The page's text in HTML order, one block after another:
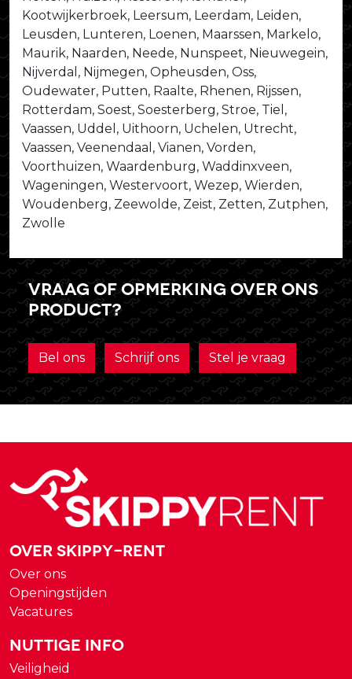
Kootwijkerbroek, Leersum, Leerdam, Leiden,
Leusden, Lunteren, Loenen, Maarssen, Markelo,
Maurik, Naarden, Neede, Nunspeet, Nieuwegein,
Nijverdal, Nijmegen, Opheusden, Oss,
Oudewater, Putten, Raalte, Rhenen, Rijssen,
Rotterdam, Soest, Soesterberg, Stroe, Tiel,
Vaassen, Uddel, Uithoorn, Uchelen, Utrecht,
Vaassen, Veenendaal, Vianen, Vorden,
Voorthuizen, Waardenburg, Waddinxveen,
Wageningen, Westervoort, Wezep, Wierden,
Woudenberg, Zeewolde, Zeist, Zetten, Zutphen,
Zwolle
Vraag of opmerking over ons
product?
Bel ons Schrijf ons Stel je vraag
Over Skippy-rent
Over ons
Openingstijden
Vacatures
Nuttige Info
Veiligheid